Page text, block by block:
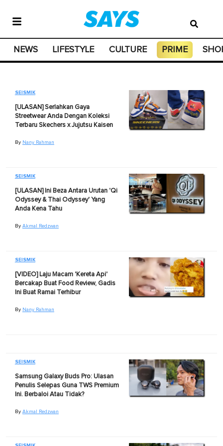
NEWS LIFESTYLE CULTURE PRIME
SEISMIK
[ULASAN] Serlahkan Gaya
Streetwear Anda Dengan Koleksi
Terbaru Skechers x Jujutsu Kaisen
By Nany Rahman
SEISMIK
[ULASAN] Ini Beza Antara Urutan 'Qi
Odyssey & Thai Odyssey' Yang
Anda Kena Tahu
By Akmal Redzwan
SEISMIK
[VIDEO] Laju Macam 'Kereta Api'
Bercakap Buat Food Review, Gadis
Ini Buat Ramai Terhibur
By Nany Rahman
SEISMIK
Samsung Galaxy Buds Pro: Ulasan
Penulis Selepas Guna TWS Premium
Ini. Berbaloi Atau Tidak?
By Akmal Redzwan